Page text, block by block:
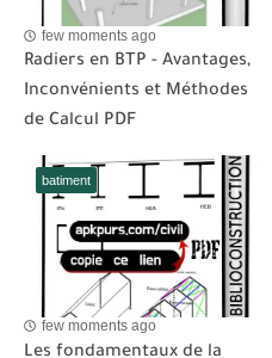
few moments ago
Radiers en BTP - Avantages,
Inconvénients et Méthodes
de Calcul PDF
batiment
few moments ago
Les fondamentaux de la